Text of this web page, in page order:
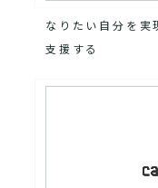
なりたい自分を実
支援する